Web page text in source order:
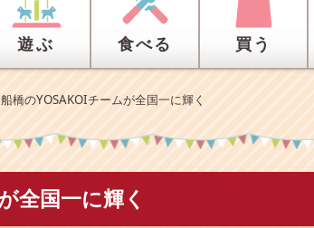
遊ぶ 食べる 買う
船橋のYOSAKOIチームが全国一に輝く
全国一に輝く